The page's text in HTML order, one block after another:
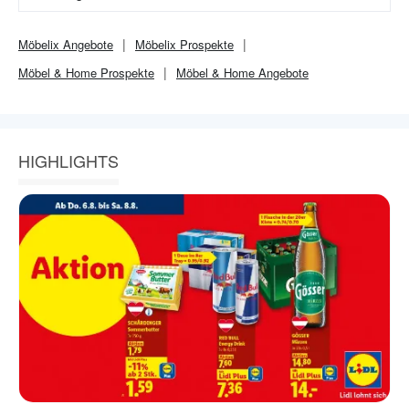
Möbelix Angebote Möbelix Prospekte
Möbel & Home Prospekte Möbel & Home Angebote
HIGHLIGHTS